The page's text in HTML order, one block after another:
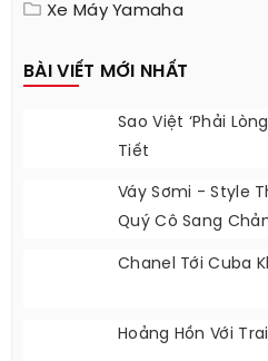
Xe Máy Yamaha
BÀI VIẾT MỚI NHẤT
Sao Việt ‘phải
Tiết
Váy Sơmi - Style
Quý Cô Sang
Chanel Tới Cuba
Hoảng Hồn Với